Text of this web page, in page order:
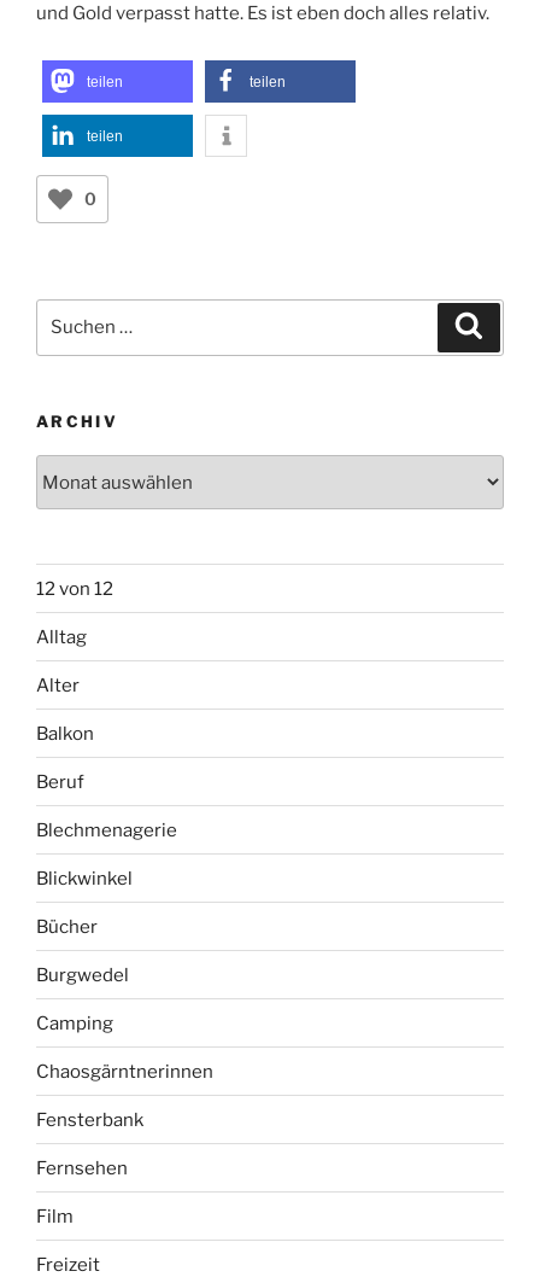
und Gold verpasst hatte. Es ist eben doch alles relativ.
teilen teilen
teilen
0
nach:
ARCHIV
12 von 12
Alltag
Alter
Balkon
Beruf
Blechmenagerie
Blickwinkel
Bücher
Burgwedel
Camping
Chaosgärntnerinnen
Fensterbank
Fernsehen
Film
Freizeit